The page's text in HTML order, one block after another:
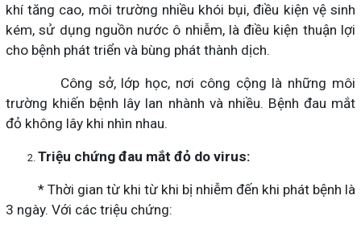
khí tăng cao, môi trường nhiều khói bụi, điều kiện vệ sinh
kém, sử dụng nguồn nước ô nhiễm, là điều kiện thuận lợi
cho bệnh phát triển và bùng phát thành dịch.
Công sở, lớp học, nơi công cộng là những môi
trường khiến bệnh lây lan nhành và nhiều. Bệnh đau mắt
đỏ không lây khi nhìn nhau.
Triệu chứng đau mắt đỏ do virus:
* Thời gian từ khi từ khi bị nhiễm đến khi phát bệnh là
3 ngày. Với các triệu chứng: